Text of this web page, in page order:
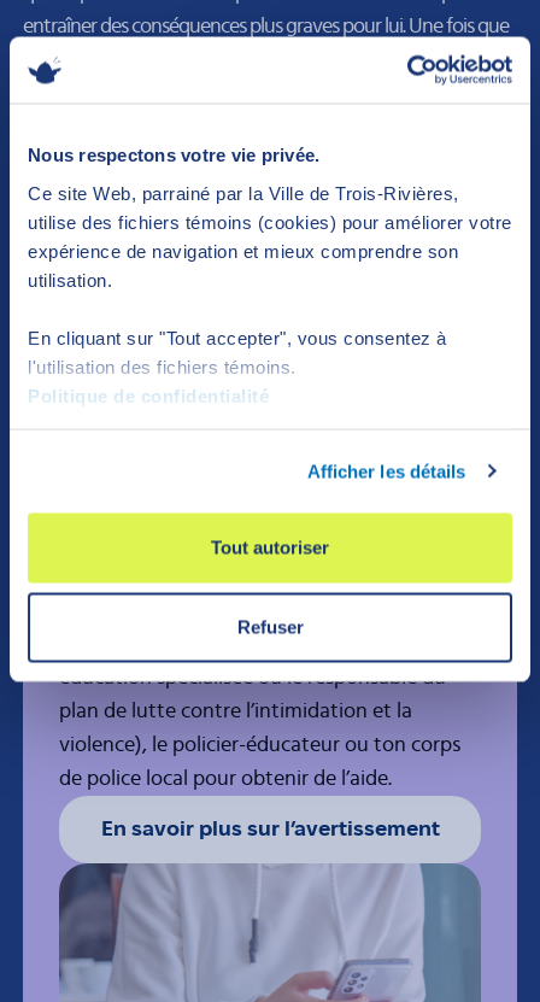
Nous respectons votre vie privée.
Ce site Web, parrainé par la Ville de Trois-Rivières,
utilise des fichiers témoins (cookies) pour améliorer votre
expérience de navigation et mieux comprendre son
utilisation.
En cliquant sur "Tout accepter", vous consentez à
l'utilisation des fichiers témoins.
Politique de confidentialité
Afficher les détails
Tout autoriser
Refuser
entraîner des conséquences plus graves pour lui. Une fois que
tu lui as transmis le lien d’avertissement, je te suggère de faire
une capture d’écran et de quitter ensuite la discussion.
Il est important de savoir que les policiers ne
seront pas au courant que tu as transmis cet
avertissement et qu’ils ne surveilleront pas tes
d’intimidation ou de cyberintimidation.
Donc, si jamais la situation se poursuit,
s’aggrave ou que tu deviens inquiet pour ta
éducation spécialisée ou le responsable du
plan de lutte contre l’intimidation et la
violence), le policier-éducateur ou ton corps
de police local pour obtenir de l’aide.
En savoir plus sur l’avertissement